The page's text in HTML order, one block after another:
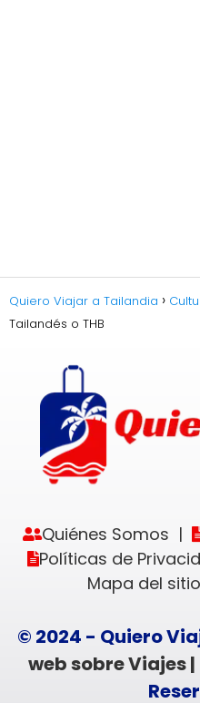
Quiero Viajar a Tailandia
Tailandés o THB
Quiénes Somos |
Políticas de
Mapa del sitio
© 2024 - Quiero
web sobre Viajes |